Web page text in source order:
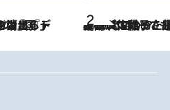
2026.8.5
【阿川佐和子さんの年とる力】なぜ70代で始めた趣味は“こんなに楽しい”のか？ ピアノ、俳句…スランプに陥っても続けられる“ある秘訣”とは